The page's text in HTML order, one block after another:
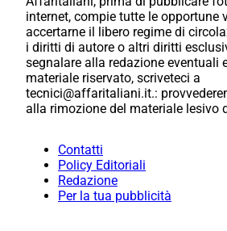
internet, compie tutte le opportune
accertarne il libero regime di
i diritti di autore o altri diritti
segnalare alla redazione eventuali
materiale riservato, scriveteci a
tecnici@affaritaliani.it.:
alla rimozione del materiale lesivo
Contatti
Policy Editoriali
Redazione
Per la tua pubblicità